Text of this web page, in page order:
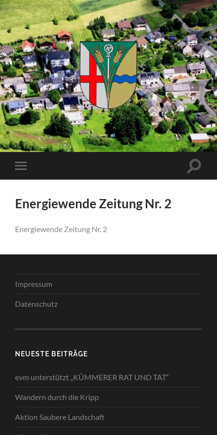
Kuhnhöfen
Mobile-
Menü
Energiewende Zeitung Nr. 2
Energiewende Zeitung Nr. 2
Impressum
Datenschutz
NEUESTE BEITRÄGE
evm unterstützt „KÜMMERER RAT UND TAT“
Wandern durch die Kripp
Aktion Saubere Landschaft